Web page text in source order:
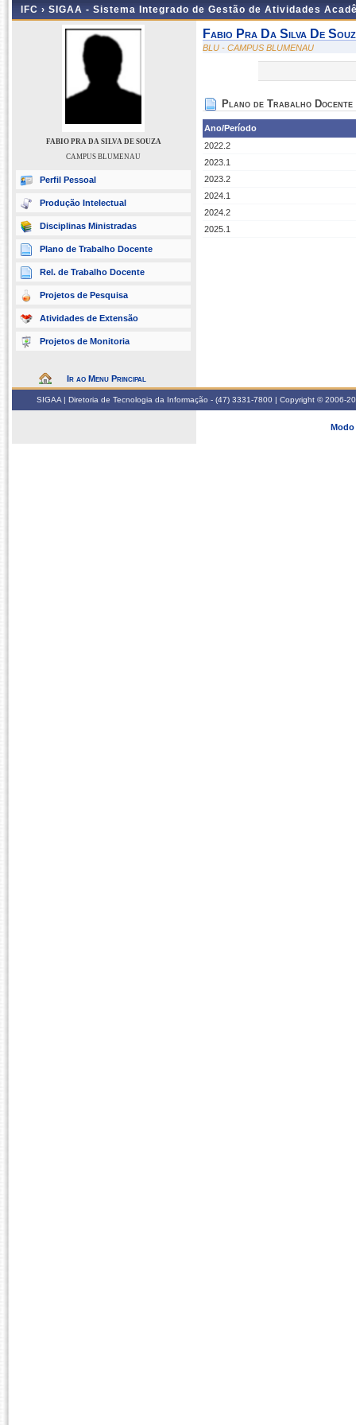
IFC › SIGAA - Sistema Integrado de Gestão de Atividades
FABIO PRA DA SILVA DE SOUZA
CAMPUS BLUMENAU
Perfil Pessoal
Produção Intelectual
Disciplinas Ministradas
Plano de Trabalho Docente
Rel. de Trabalho Docente
Projetos de Pesquisa
Atividades de Extensão
Projetos de Monitoria
Ir ao Menu Principal
Fabio Pra Da Silva De
BLU - CAMPUS BLUMENAU
Plano de Trabalho Docente
Ano/Período
2022.2
2023.1
2023.2
2024.1
2024.2
2025.1
SIGAA | Diretoria de Tecnologia da Informação - (47) 3331-7800 | Copyright © 2006-
Modo